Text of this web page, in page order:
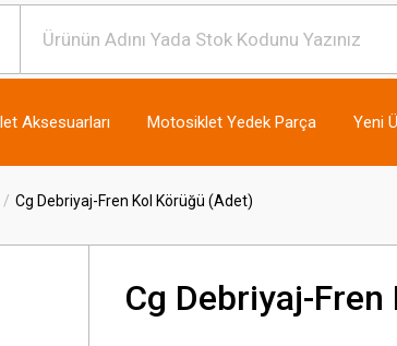
Aksesuarları Motosiklet Yedek Parça Yeni
Cg Debriyaj-Fren Kol Körüğü (Adet)
Cg Debriyaj-